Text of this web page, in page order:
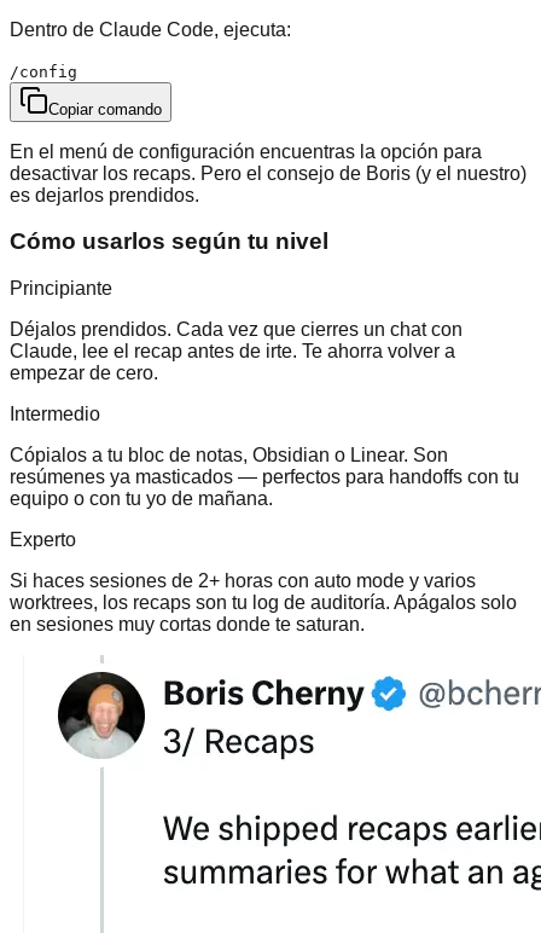
Dentro de Claude Code, ejecuta:
/config
Copiar comando
En el menú de configuración encuentras la opción para
desactivar los recaps. Pero el consejo de Boris (y el nuestro)
es dejarlos prendidos.
Cómo usarlos según tu nivel
Principiante
Déjalos prendidos. Cada vez que cierres un chat con
Claude, lee el recap antes de irte. Te ahorra volver a
empezar de cero.
Intermedio
Cópialos a tu bloc de notas, Obsidian o Linear. Son
resúmenes ya masticados — perfectos para handoffs con tu
equipo o con tu yo de mañana.
Experto
Si haces sesiones de 2+ horas con auto mode y varios
worktrees, los recaps son tu log de auditoría. Apágalos solo
en sesiones muy cortas donde te saturan.